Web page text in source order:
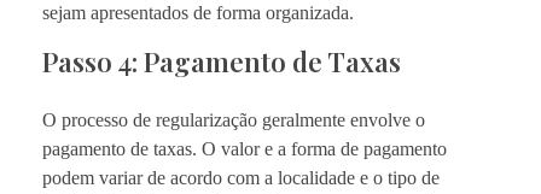
sejam apresentados de forma organizada.
Passo 4: Pagamento de Taxas
O processo de regularização geralmente envolve o
pagamento de taxas. O valor e a forma de pagamento
podem variar de acordo com a localidade e o tipo de